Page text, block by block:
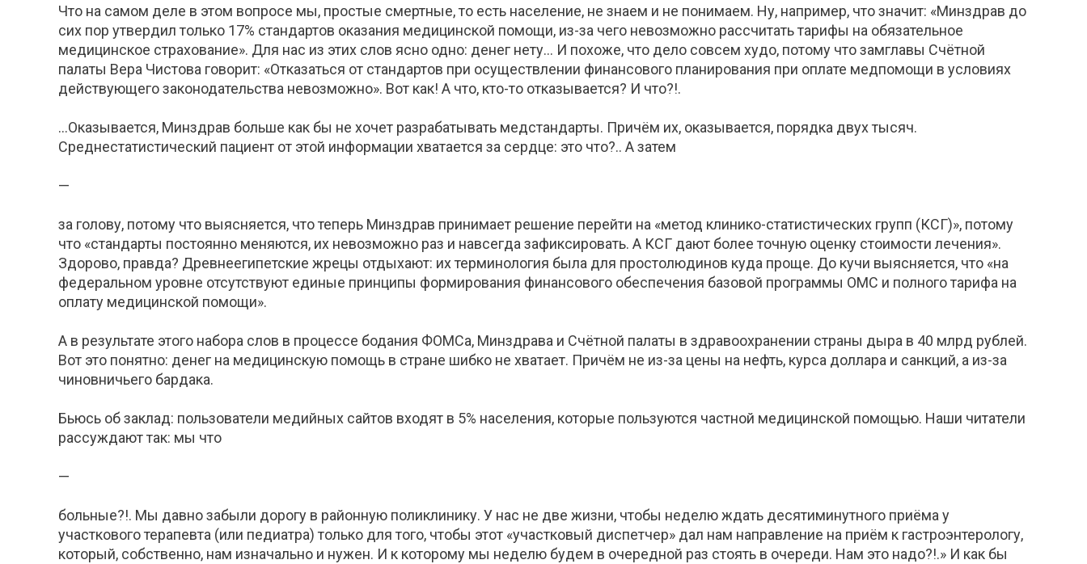
Что на самом деле в этом вопросе мы, простые смертные, то есть население, не знаем и не понимаем. Ну, например, что значит: «Минздрав до
сих пор утвердил только 17% стандартов оказания медицинской помощи, из-за чего невозможно рассчитать тарифы на обязательное
медицинское страхование». Для нас из этих слов ясно одно: денег нету… И похоже, что дело совсем худо, потому что замглавы Счётной
палаты Вера Чистова говорит: «Отказаться от стандартов при осуществлении финансового планирования при оплате медпомощи в условиях
действующего законодательства невозможно». Вот как! А что, кто-то отказывается? И что?!.
…Оказывается, Минздрав больше как бы не хочет разрабатывать медстандарты. Причём их, оказывается, порядка двух тысяч.
Среднестатистический пациент от этой информации хватается за сердце: это что?.. А затем
—
за голову, потому что выясняется, что теперь Минздрав принимает решение перейти на «метод клинико-статистических групп (КСГ)», потому
что «стандарты постоянно меняются, их невозможно раз и навсегда зафиксировать. А КСГ дают более точную оценку стоимости лечения».
Здорово, правда? Древнеегипетские жрецы отдыхают: их терминология была для простолюдинов куда проще. До кучи выясняется, что «на
федеральном уровне отсутствуют единые принципы формирования финансового обеспечения базовой программы ОМС и полного тарифа на
оплату медицинской помощи».
А в результате этого набора слов в процессе бодания ФОМСа, Минздрава и Счётной палаты в здравоохранении страны дыра в 40 млрд рублей.
Вот это понятно: денег на медицинскую помощь в стране шибко не хватает. Причём не из-за цены на нефть, курса доллара и санкций, а из-за
чиновничьего бардака.
Бьюсь об заклад: пользователи медийных сайтов входят в 5% населения, которые пользуются частной медицинской помощью. Наши читатели
рассуждают так: мы что
—
больные?!. Мы давно забыли дорогу в районную поликлинику. У нас не две жизни, чтобы неделю ждать десятиминутного приёма у
участкового терапевта (или педиатра) только для того, чтобы этот «участковый диспетчер» дал нам направление на приём к гастроэнтерологу,
который, собственно, нам изначально и нужен. И к которому мы неделю будем в очередной раз стоять в очереди. Нам это надо?!.» И как бы